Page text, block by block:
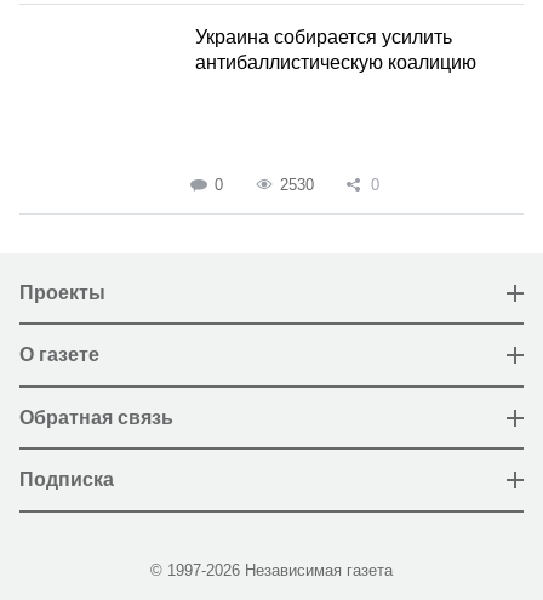
Украина собирается усилить
антибаллистическую коалицию
0 2530 0
Проекты
О газете
Обратная связь
Подписка
© 1997-2026 Независимая газета